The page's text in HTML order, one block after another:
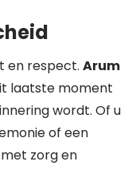
en respect. Arum
laatste moment
wordt. Of u
of een
zorg en